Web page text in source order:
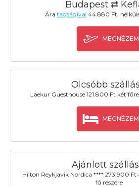
Budapest ⇄
Ára tagságival 44.880 Ft,
MEGNÉZEM
Olcsóbb
Laekur Guesthouse 121.800 Ft két
MEGNÉZEM
Ajánlott
Hilton Reykjavik Nordica **** 273.900 Ft
fő részére